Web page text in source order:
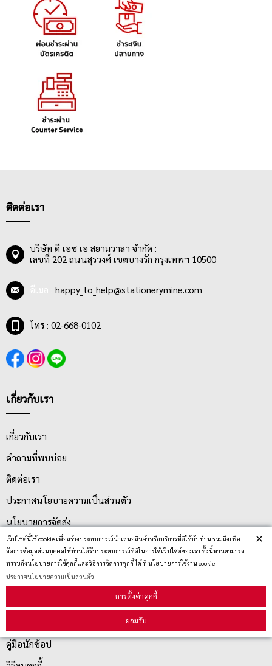
เว็ปไซต์นี้ใช้ cookie เพื่อสร้างประสบการณ์นำเสนอสินค้าหรือบริการที่ดีให้กับท่าน รวมถึงเพื่อ
จัดการข้อมูลส่วนบุคคลให้ท่านได้รับประสบการณ์ที่ดีในการใช้เว็ปไซต์ของเรา ทั้งนี้ท่านสามารถ
ทราบถึงนโยบายการใช้คุกกี้และวิธีการจัดการคุกกี้ ได้ ที่ นโยบายการใช้งาน cookie
ประกาศนโยบายความเป็นส่วนตัว
การตั้งค่าคุกกี้
ยอมรับ
×
ติดต่อเรา
บริษัท ดี เอช เอ สยามวาลา จำกัด :
เลขที่ 202 ถนนสุรวงศ์ เขตบางรัก กรุงเทพฯ 10500
happy_to_help@stationerymine.com
โทร : 02-668-0102
เกี่ยวกับเรา
เกี่ยวกับเรา
คำถามที่พบบ่อย
ติดต่อเรา
ประกาศนโยบายความเป็นส่วนตัว
นโยบายการจัดส่ง
นโยบายการเปลี่ยน/คืน สินค้า
บริการลูกค้า
คู่มือนักช้อป